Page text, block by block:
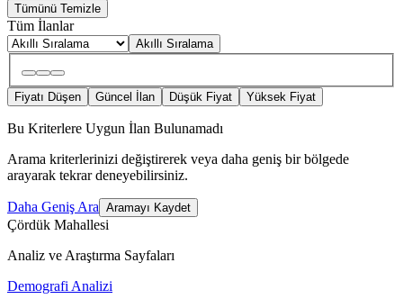
Tümünü Temizle
Tüm İlanlar
Akıllı Sıralama
Fiyatı Düşen Güncel İlan Düşük Fiyat Yüksek Fiyat
Bu Kriterlere Uygun İlan Bulunamadı
Arama kriterlerinizi değiştirerek veya daha geniş bir bölgede
arayarak tekrar deneyebilirsiniz.
Daha Geniş Ara Aramayı Kaydet
Çördük Mahallesi
Analiz ve Araştırma Sayfaları
Demografi Analizi